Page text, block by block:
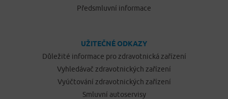
Předsmluvní informace
UŽITEČNÉ ODKAZY
Důležité informace pro zdravotnická zařízení
Vyhledávač zdravotnických zařízení
Vyúčtování zdravotnických zařízení
Smluvní autoservisy